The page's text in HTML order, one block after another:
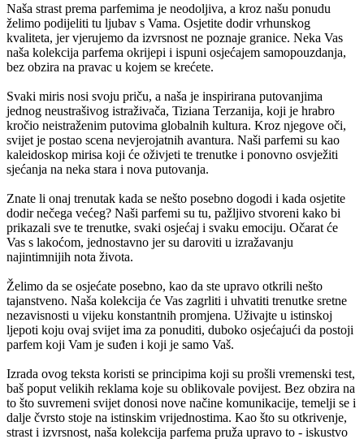
Naša strast prema parfemima je neodoljiva, a kroz našu ponudu
želimo podijeliti tu ljubav s Vama. Osjetite dodir vrhunskog
kvaliteta, jer vjerujemo da izvrsnost ne poznaje granice. Neka Vas
naša kolekcija parfema okrijepi i ispuni osjećajem samopouzdanja,
bez obzira na pravac u kojem se krećete.
Svaki miris nosi svoju priču, a naša je inspirirana putovanjima
jednog neustrašivog istraživača, Tiziana Terzanija, koji je hrabro
kročio neistraženim putovima globalnih kultura. Kroz njegove oči,
svijet je postao scena nevjerojatnih avantura. Naši parfemi su kao
kaleidoskop mirisa koji će oživjeti te trenutke i ponovno osvježiti
sjećanja na neka stara i nova putovanja.
Znate li onaj trenutak kada se nešto posebno dogodi i kada osjetite
dodir nečega većeg? Naši parfemi su tu, pažljivo stvoreni kako bi
prikazali sve te trenutke, svaki osjećaj i svaku emociju. Očarat će
Vas s lakoćom, jednostavno jer su daroviti u izražavanju
najintimnijih nota života.
Želimo da se osjećate posebno, kao da ste upravo otkrili nešto
tajanstveno. Naša kolekcija će Vas zagrliti i uhvatiti trenutke sretne
nezavisnosti u vijeku konstantnih promjena. Uživajte u istinskoj
ljepoti koju ovaj svijet ima za ponuditi, duboko osjećajući da postoji
parfem koji Vam je suđen i koji je samo Vaš.
Izrada ovog teksta koristi se principima koji su prošli vremenski test,
baš poput velikih reklama koje su oblikovale povijest. Bez obzira na
to što suvremeni svijet donosi nove načine komunikacije, temelji se i
dalje čvrsto stoje na istinskim vrijednostima. Kao što su otkrivenje,
strast i izvrsnost, naša kolekcija parfema pruža upravo to - iskustvo